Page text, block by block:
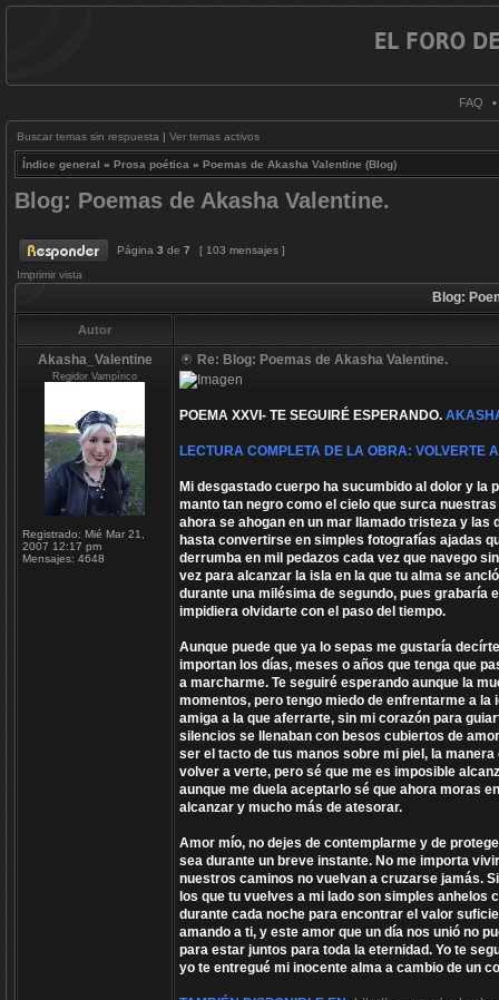
FAQ •
Buscar temas sin respuesta | Ver temas activos
Índice general » Prosa poética » Poemas de Akasha Valentine (Blog)
Blog: Poemas de Akasha Valentine.
Página 3 de 7
[ 103 mensajes ]
Imprimir vista
Blog:
Autor
Akasha_Valentine
Regidor Vampírico
Registrado: Mié Mar 21,
2007 12:17 pm
Mensajes: 4648
Re: Blog: Poemas de Akasha Valentine.
POEMA XXVI- TE SEGUIRÉ ESPERANDO.
LECTURA COMPLETA DE LA OBRA: VOLVERTE
Mi desgastado cuerpo ha sucumbido al dolor y la
manto tan negro como el cielo que surca
ahora se ahogan en un mar llamado tristeza y
hasta convertirse en simples fotografías ajadas
derrumba en mil pedazos cada vez que navego
vez para alcanzar la isla en la que tu alma se
durante una milésima de segundo, pues grabaría
impidiera olvidarte con el paso del tiempo.
Aunque puede que ya lo sepas me gustaría
importan los días, meses o años que tenga que
a marcharme. Te seguiré esperando aunque la
momentos, pero tengo miedo de enfrentarme a
amiga a la que aferrarte, sin mi corazón para
silencios se llenaban con besos cubiertos de
ser el tacto de tus manos sobre mi piel, la
volver a verte, pero sé que me es imposible
aunque me duela aceptarlo sé que ahora moras
alcanzar y mucho más de atesorar.
Amor mío, no dejes de contemplarme y de
sea durante un breve instante. No me importa
nuestros caminos no vuelvan a cruzarse jamás.
los que tu vuelves a mi lado son simples
durante cada noche para encontrar el valor
amando a ti, y este amor que un día nos unió no
para estar juntos para toda la eternidad. Yo te
yo te entregué mi inocente alma a cambio de un